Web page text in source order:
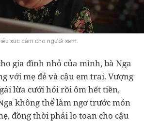
xúc cảm cho người xem.
gia đình nhỏ của mình, bà Nga
với mẹ đẻ và cậu em trai. Vượng
lừa cưới hỏi rồi ôm hết tiền,
không thể làm ngơ trước món
đồng thời phải lo toan cho cậu